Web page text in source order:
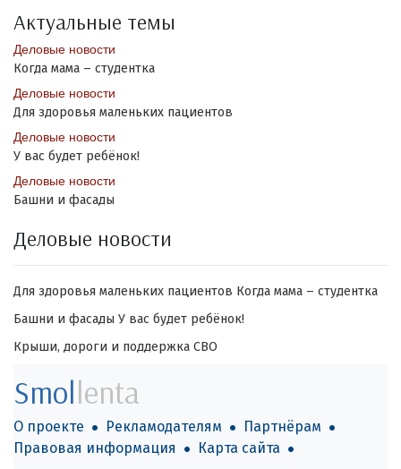
Актуальные темы
Деловые новости
Когда мама – студентка
Деловые новости
Для здоровья маленьких пациентов
Деловые новости
У вас будет ребёнок!
Деловые новости
Башни и фасады
Деловые новости
Для здоровья маленьких пациентов Когда мама – студентка
Башни и фасады У вас будет ребёнок!
Крыши, дороги и поддержка СВО
Smollenta
О проекте Рекламодателям
Партнёрам
Правовая информация
Карта сайта